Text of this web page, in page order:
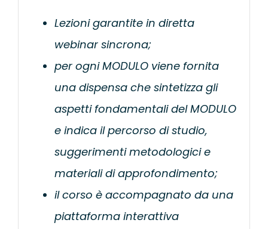
Lezioni garantite in diretta
webinar sincrona;
per ogni MODULO viene fornita
una dispensa che sintetizza gli
aspetti fondamentali del MODULO
e indica il percorso di studio,
suggerimenti metodologici e
materiali di approfondimento;
il corso è accompagnato da una
piattaforma interattiva